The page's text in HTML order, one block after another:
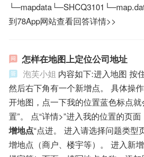
到78App网站查看回答详情>>
怎样在地图上定位公司地址
泡芙小姐 内容如下:进入地图 按
然后右下角有一个新增点。 具体操
开地图，点一下我的位置蓝色标点就
置”。 点“详情>”进入我的位置的页面
增地点“点进。 进入请选择问题类型
增地点（商户、楼宇等）。 进入新增